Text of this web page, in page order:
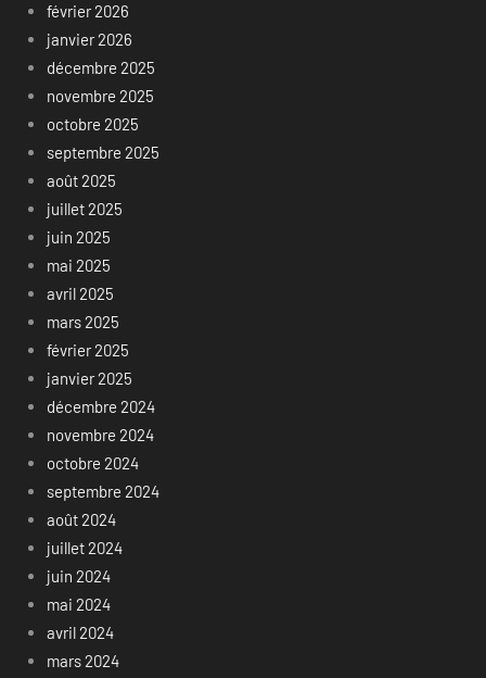
février 2026
janvier 2026
décembre 2025
novembre 2025
octobre 2025
septembre 2025
août 2025
juillet 2025
juin 2025
mai 2025
avril 2025
mars 2025
février 2025
janvier 2025
décembre 2024
novembre 2024
octobre 2024
septembre 2024
août 2024
juillet 2024
juin 2024
mai 2024
avril 2024
mars 2024